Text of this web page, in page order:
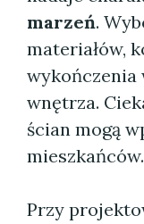
marzeń.
materiałów,
wykończenia
wnętrza.
ścian mogą
mieszkańców.
Przy